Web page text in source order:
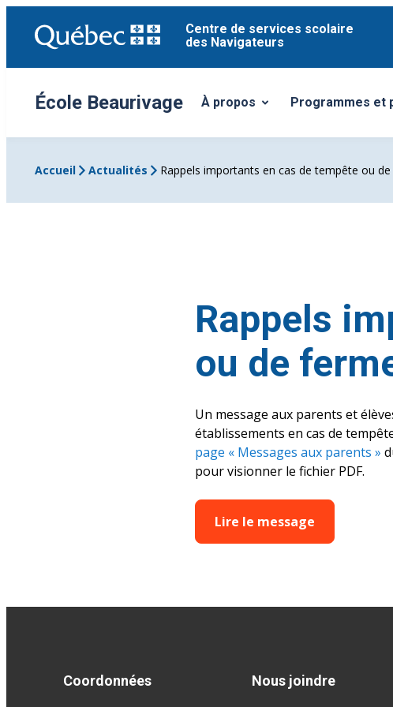
contenu
Centre de services scolaire
des Navigateurs
École Beaurivage À propos
Ouvrir/Fermer le sous-menu
Programmes et
Accueil Actualités Rappels importants en cas de tempête ou
Rappels
ou de
Un message aux parents et
établissements en cas de
page « Messages aux parents »
pour visionner le fichier PDF.
Lire le message
Coordonnées Nous joindre